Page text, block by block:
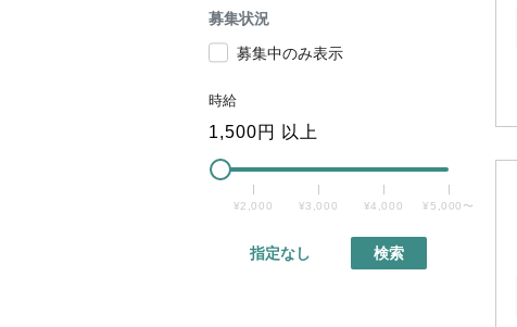
募集状況
募集中のみ表示
時給
1,500円 以上
¥2,000 ¥3,000 ¥4,000 ¥5,000〜
指定なし 検索